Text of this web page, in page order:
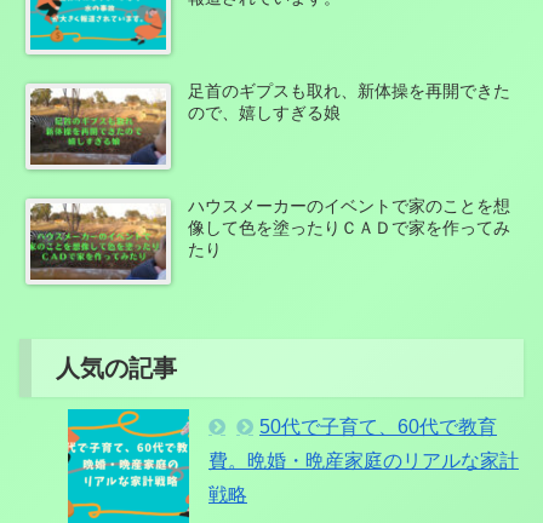
足首のギプスも取れ、新体操を再開できた
ので、嬉しすぎる娘
ハウスメーカーのイベントで家のことを想
像して色を塗ったりＣＡＤで家を作ってみ
たり
人気の記事
50代で子育て、60代で教育
費。晩婚・晩産家庭のリアルな家計
戦略